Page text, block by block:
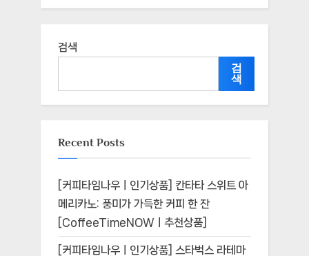
검색
검
색
Recent Posts
[커피타임나우ㅣ인기상품] 칸타타 스위트 아
메리카노: 풍미가 가득한 커피 한 잔
[CoffeeTimeNOWㅣ추천상품]
[커피타임나우ㅣ인기상품] 스타벅스 라테마